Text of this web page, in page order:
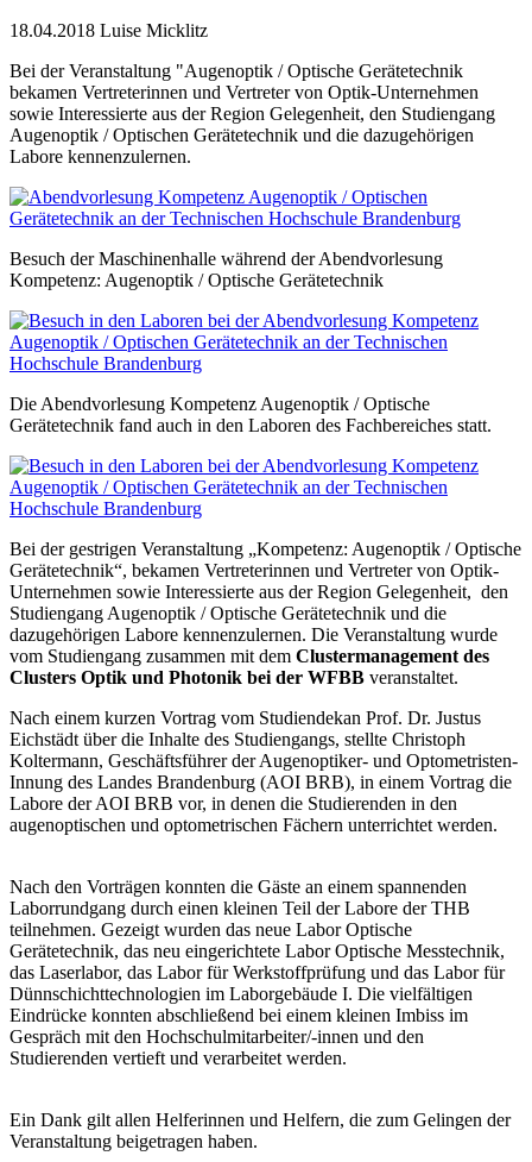
18.04.2018 Luise Micklitz
Bei der Veranstaltung "Augenoptik / Optische Gerätetechnik
bekamen Vertreterinnen und Vertreter von Optik-Unternehmen
sowie Interessierte aus der Region Gelegenheit, den Studiengang
Augenoptik / Optischen Gerätetechnik und die dazugehörigen
Labore kennenzulernen.
Besuch der Maschinenhalle während der Abendvorlesung
Kompetenz: Augenoptik / Optische Gerätetechnik
Die Abendvorlesung Kompetenz Augenoptik / Optische
Gerätetechnik fand auch in den Laboren des Fachbereiches statt.
Bei der gestrigen Veranstaltung „Kompetenz: Augenoptik / Optische
Gerätetechnik“, bekamen Vertreterinnen und Vertreter von Optik-
Unternehmen sowie Interessierte aus der Region Gelegenheit, den
Studiengang Augenoptik / Optische Gerätetechnik und die
dazugehörigen Labore kennenzulernen. Die Veranstaltung wurde
vom Studiengang zusammen mit dem Clustermanagement des
Clusters Optik und Photonik bei der WFBB veranstaltet.
Nach einem kurzen Vortrag vom Studiendekan Prof. Dr. Justus
Eichstädt über die Inhalte des Studiengangs, stellte Christoph
Koltermann, Geschäftsführer der Augenoptiker- und Optometristen-
Innung des Landes Brandenburg (AOI BRB), in einem Vortrag die
Labore der AOI BRB vor, in denen die Studierenden in den
augenoptischen und optometrischen Fächern unterrichtet werden.
Nach den Vorträgen konnten die Gäste an einem spannenden
Laborrundgang durch einen kleinen Teil der Labore der THB
teilnehmen. Gezeigt wurden das neue Labor Optische
Gerätetechnik, das neu eingerichtete Labor Optische Messtechnik,
das Laserlabor, das Labor für Werkstoffprüfung und das Labor für
Dünnschichttechnologien im Laborgebäude I. Die vielfältigen
Eindrücke konnten abschließend bei einem kleinen Imbiss im
Gespräch mit den Hochschulmitarbeiter/-innen und den
Studierenden vertieft und verarbeitet werden.
Ein Dank gilt allen Helferinnen und Helfern, die zum Gelingen der
Veranstaltung beigetragen haben.